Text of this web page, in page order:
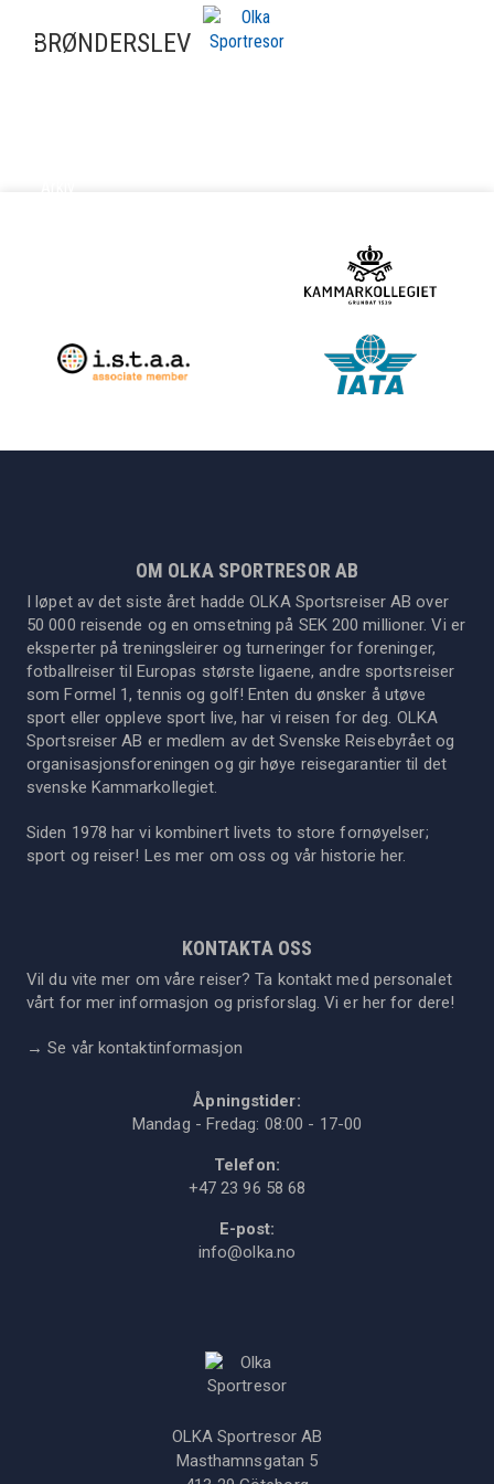
BRØNDERSLEV
OM OLKA SPORTRESOR AB
I løpet av det siste året hadde OLKA Sportsreiser AB over
50 000 reisende og en omsetning på SEK 200 millioner. Vi er
eksperter på treningsleirer og turneringer for foreninger,
fotballreiser til Europas største ligaene, andre sportsreiser
som Formel 1, tennis og golf! Enten du ønsker å utøve
sport eller oppleve sport live, har vi reisen for deg. OLKA
Sportsreiser AB er medlem av det Svenske Reisebyrået og
organisasjonsforeningen og gir høye reisegarantier til det
svenske Kammarkollegiet.
Siden 1978 har vi kombinert livets to store fornøyelser;
sport og reiser! Les mer om oss og vår historie her.
KONTAKTA OSS
Vil du vite mer om våre reiser? Ta kontakt med personalet
vårt for mer informasjon og prisforslag. Vi er her for dere!
→Se vår kontaktinformasjon
Åpningstider:
Mandag - Fredag: 08:00 - 17-00
Telefon:
+47 23 96 58 68
E-post:
info@olka.no
OLKA Sportresor AB
Masthamnsgatan 5